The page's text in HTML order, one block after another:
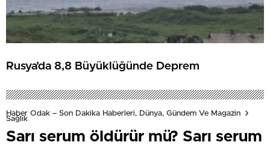
Rusya’da 8,8 Büyüklüğünde Deprem
Haber Odak – Son Dakika Haberleri, Dünya, Gündem Ve Magazin
Sağlık
Sarı serum öldürür mü? Sarı serum